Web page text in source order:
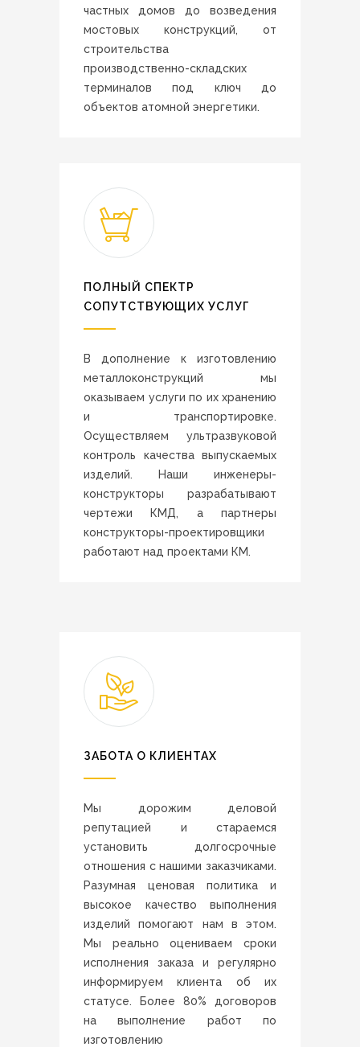
частных домов до возведения
мостовых конструкций, от
строительства
производственно-складских
терминалов под ключ до
объектов атомной энергетики.
ПОЛНЫЙ СПЕКТР
СОПУТСТВУЮЩИХ УСЛУГ
В дополнение к изготовлению
металлоконструкций мы
оказываем услуги по их хранению
и транспортировке.
Осуществляем ультразвуковой
контроль качества выпускаемых
изделий. Наши инженеры-
конструкторы разрабатывают
чертежи КМД, а партнеры
конструкторы-проектировщики
работают над проектами КМ.
ЗАБОТА О КЛИЕНТАХ
Мы дорожим деловой
репутацией и стараемся
установить долгосрочные
отношения с нашими заказчиками.
Разумная ценовая политика и
высокое качество выполнения
изделий помогают нам в этом.
Мы реально оцениваем сроки
исполнения заказа и регулярно
информируем клиента об их
статусе. Более 80% договоров
на выполнение работ по
изготовлению